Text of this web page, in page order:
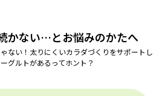
かない…とお悩みのかたへ
ない！太りにくいカラダづくりをサポートし
グルトがあるってホント？